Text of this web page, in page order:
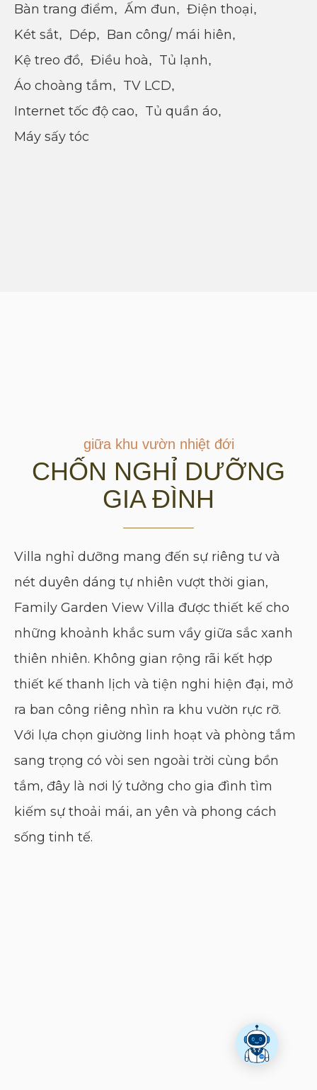
Bàn trang điểm Ấm đun
Điện thoại
Két sắt
Dép
Ban công/ mái hiên
Kệ treo đồ
Điều hoà
Tủ lạnh
Áo choàng tắm
TV LCD
Internet tốc độ cao
Tủ quần áo
Máy sấy tóc
CHỐN NGHỈ DƯỠNG
GIA ĐÌNH
giữa khu vườn nhiệt đới
Villa nghỉ dưỡng mang đến sự riêng tư và
nét duyên dáng tự nhiên vượt thời gian,
Family Garden View Villa được thiết kế cho
những khoảnh khắc sum vầy giữa sắc xanh
thiên nhiên. Không gian rộng rãi kết hợp
thiết kế thanh lịch và tiện nghi hiện đại, mở
ra ban công riêng nhìn ra khu vườn rực rỡ.
Với lựa chọn giường linh hoạt và phòng tắm
sang trọng có vòi sen ngoài trời cùng bồn
tắm, đây là nơi lý tưởng cho gia đình tìm
kiếm sự thoải mái, an yên và phong cách
sống tinh tế.